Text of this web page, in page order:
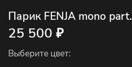
Парик FENJA mono part.
25 500 ₽
Выберите цвет: